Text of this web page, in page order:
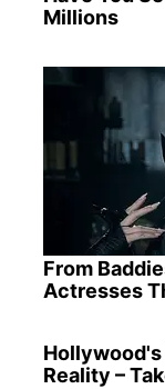
Millions
From
Actresses
Reality –